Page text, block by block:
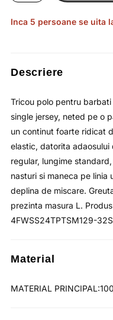
barbati
guler
si
Inca 5 persoane se uita
Descriere
Tricou polo pentru
single jersey, neted pe o
un continut foarte ridicat
elastic, datorita
regular, lungime
nasturi si maneca pe linia
deplina de miscare.
prezinta masura L.
4FWSS24TPTSM129-32S
Material
MATERIAL